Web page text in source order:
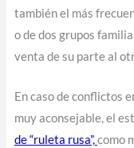
también el más
o de dos grupos
venta de su parte al
En caso de conflictos
muy aconsejable, el
de “ruleta rusa”,como